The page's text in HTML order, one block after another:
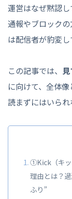
運営はなぜ黙認し
通報やブロック
は配信者が豹変
この記事では、
に向けて、全体
読まずにはいられ
①Kick（キッ
理由とは？
ふり”